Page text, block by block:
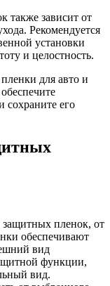
также зависит от
Рекомендуется
установки
и целостность.
для авто и
сохраните его
пленок, от
обеспечивают
вид
функции,
вид.